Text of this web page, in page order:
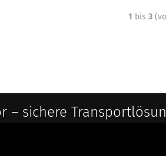
1 bis3
– sichere